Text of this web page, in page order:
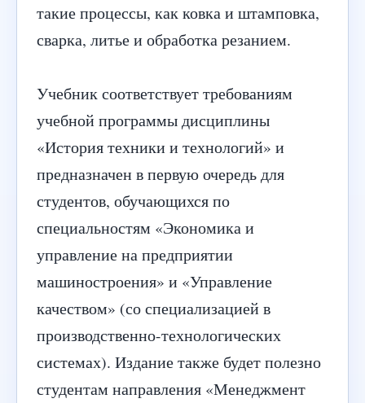
такие процессы, как ковка и штамповка,
сварка, литье и обработка резанием.
Учебник соответствует требованиям
учебной программы дисциплины
«История техники и технологий» и
предназначен в первую очередь для
студентов, обучающихся по
специальностям «Экономика и
управление на предприятии
машиностроения» и «Управление
качеством» (со специализацией в
производственно-технологических
системах). Издание также будет полезно
студентам направления «Менеджмент